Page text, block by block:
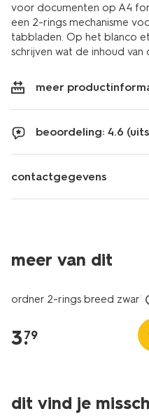
voor documenten op A4
een 2-rings mechanisme
tabbladen. Op het blanco
schrijven wat de inhoud van
meer
beoordeling: 4.6
contactgegevens
meer van dit
ordner 2-rings breed zwart
3.
79
dit vind je